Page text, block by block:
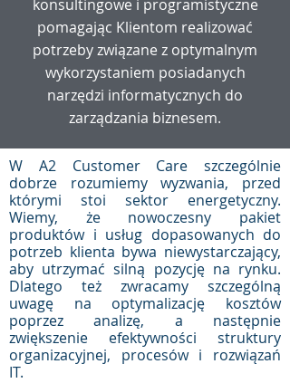
konsultingowe i programistyczne
pomagając Klientom realizować
potrzeby związane z optymalnym
wykorzystaniem posiadanych
narzędzi informatycznych do
zarządzania biznesem.
W A2 Customer Care szczególnie
dobrze rozumiemy wyzwania, przed
którymi stoi sektor energetyczny.
Wiemy, że nowoczesny pakiet
produktów i usług dopasowanych do
potrzeb klienta bywa niewystarczający,
aby utrzymać silną pozycję na rynku.
Dlatego też zwracamy szczególną
uwagę na optymalizację kosztów
poprzez analizę, a następnie
zwiększenie efektywności struktury
organizacyjnej, procesów i rozwiązań
IT.